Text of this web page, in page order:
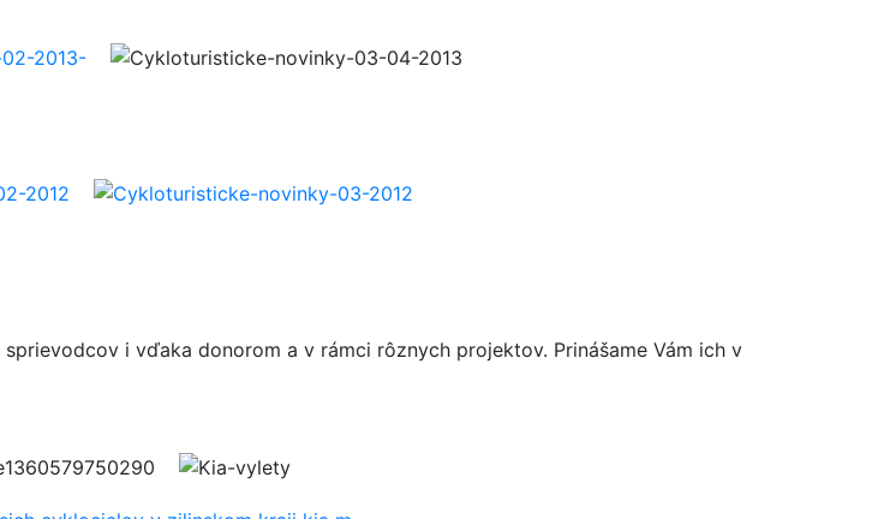
i vďaka donorom a v rámci rôznych projektov. Prinášame Vám ich v